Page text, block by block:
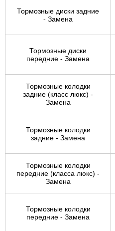
Тормозные диски задние
- Замена
Тормозные диски
передние - Замена
Тормозные колодки
задние (класс люкс) -
Замена
Тормозные колодки
задние - Замена
Тормозные колодки
передние (класса люкс) -
Замена
Тормозные колодки
передние - Замена